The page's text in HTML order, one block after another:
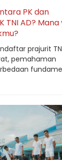
PK dan
TNI AD? Mana
prajurit
pemahaman